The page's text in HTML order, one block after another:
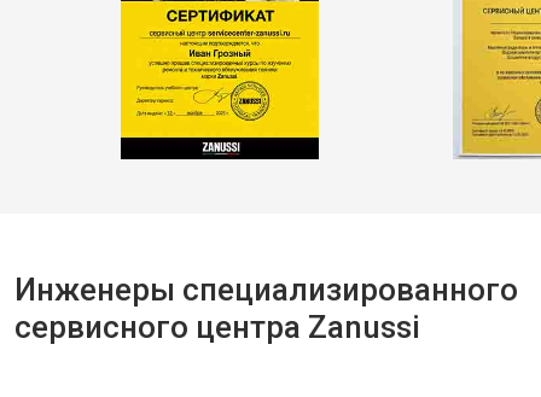
Инженеры специализированного
сервисного центра Zanussi